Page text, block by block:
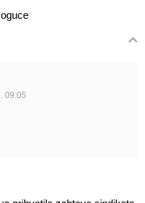
09:05